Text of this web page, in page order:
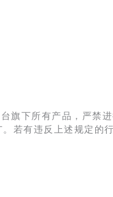
旗下所有产品，严禁
若有违反上述规定的